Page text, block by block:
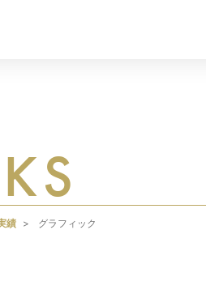
績 グラフィック